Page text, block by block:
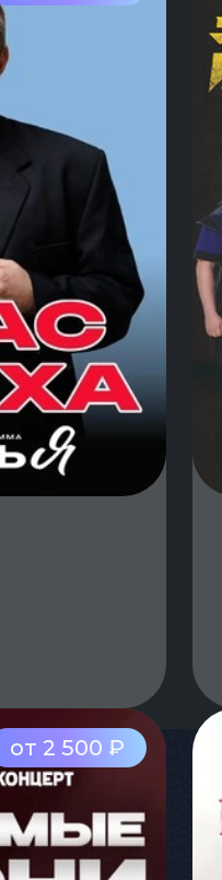
от 2 500 ₽